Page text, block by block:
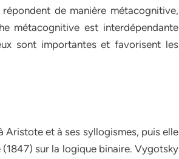
de manière métacognitive,
métacognitive est interdépendante
sont importantes et favorisent les
Aristote et à ses syllogismes, puis elle
sur la logique binaire. Vygotsky